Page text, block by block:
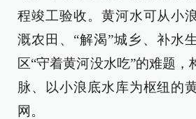
程竣工验收。黄河水可从小
溉农田、“解渴”城乡、补水
区“守着黄河没水吃”的难题
脉、以小浪底水库为枢纽的
网。